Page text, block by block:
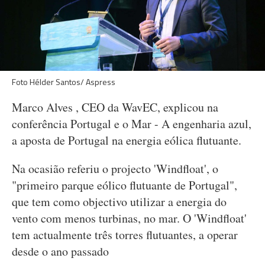
Foto Hélder Santos/ Aspress
Marco Alves , CEO da WavEC, explicou na
conferência Portugal e o Mar - A engenharia azul,
a aposta de Portugal na energia eólica flutuante.
Na ocasião referiu o projecto 'Windfloat', o
"primeiro parque eólico flutuante de Portugal",
que tem como objectivo utilizar a energia do
vento com menos turbinas, no mar. O 'Windfloat'
tem actualmente três torres flutuantes, a operar
desde o ano passado